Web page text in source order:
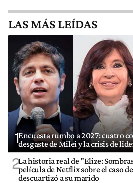
LAS MÁS LEÍDAS
1Encuesta rumbo a 2027: cuatro
desgaste de Milei y la crisis de
2La historia real de "Elize:
película de Netflix sobre el caso
descuartizó a su marido